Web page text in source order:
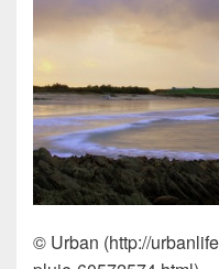
© Urban (http://